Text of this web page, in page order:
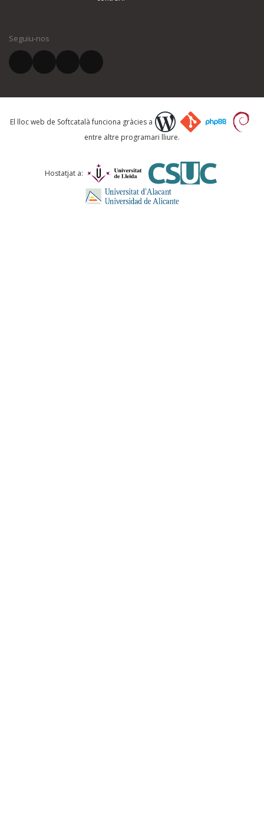
El vostre correu electrònic *
Què proposeu?
Comentari *
Seguiu-nos
El lloc web de Softcatalà funciona gràcies a
entre altre programari lliure.
Hostatjat a: